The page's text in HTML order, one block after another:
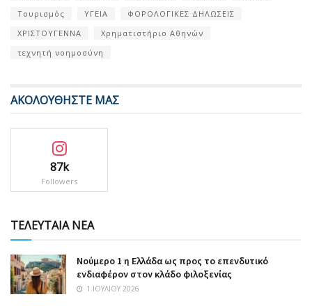
Τουρισμός
ΥΓΕΙΑ
ΦΟΡΟΛΟΓΙΚΕΣ ΔΗΛΩΣΕΙΣ
ΧΡΙΣΤΟΥΓΕΝΝΑ
Χρηματιστήριο Αθηνών
τεχνητή νοημοσύνη
ΑΚΟΛΟΥΘΗΣΤΕ ΜΑΣ
87k
Followers
ΤΕΛΕΥΤΑΙΑ ΝΕΑ
Nούμερο 1 η Ελλάδα ως προς το επενδυτικό
ενδιαφέρον στον κλάδο φιλοξενίας
1 ΙΟΥΛΊΟΥ 2026